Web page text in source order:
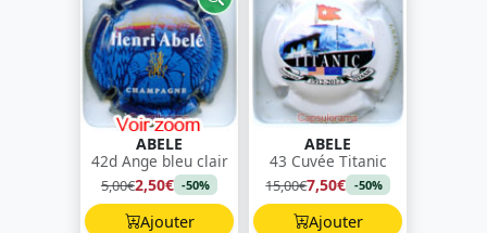
ABELE
42d Ange bleu clair
5,00€2,50€ -50%
Ajouter
ABELE
43 Cuvée Titanic
15,00€7,50€ -50%
Ajouter